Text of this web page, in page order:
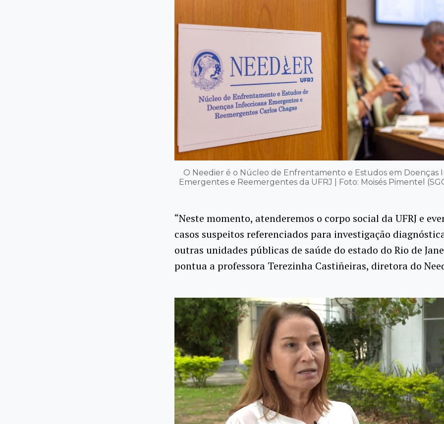
O Needier é o Núcleo de Enfrentamento e Estudos em Doenças
Emergentes e Reemergentes da UFRJ | Foto: Moisés Pimentel
“Neste momento, atenderemos o corpo social da UFRJ e
casos suspeitos referenciados para investigação
outras unidades públicas de saúde do estado do Rio de
pontua a professora Terezinha Castiñeiras, diretora do